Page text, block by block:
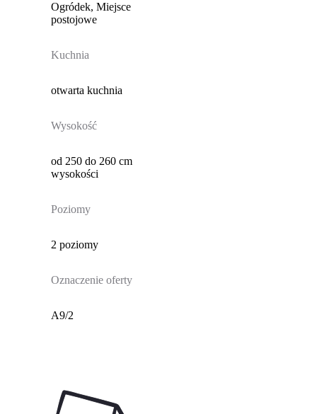
Ogródek, Miejsce
postojowe
Kuchnia
otwarta kuchnia
Wysokość
od 250 do 260 cm
wysokości
Poziomy
2 poziomy
Oznaczenie oferty
A9/2